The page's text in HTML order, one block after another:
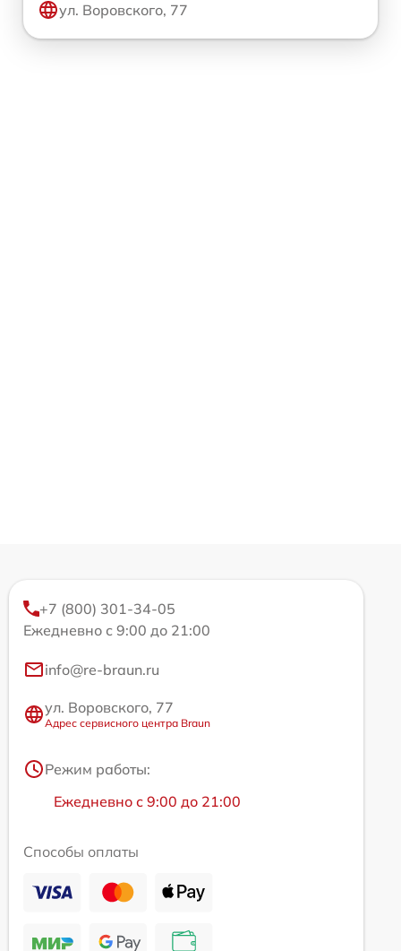
ул. Воровского, 77
+7 (800) 301-34-05
Ежедневно с 9:00 до 21:00
info@re-braun.ru
ул. Воровского, 77
Адрес сервисного центра Braun
Режим работы:
Ежедневно с 9:00 до 21:00
Способы оплаты